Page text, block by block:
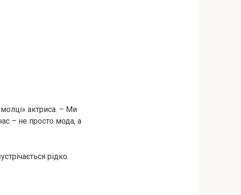
актриса. – Ми
– не просто мода, а
рідко.